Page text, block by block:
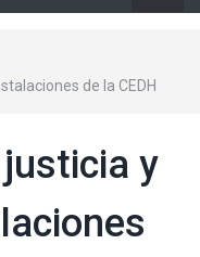
de la CEDH
y